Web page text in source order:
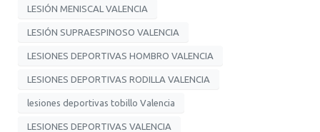
LESIÓN MENISCAL VALENCIA
LESIÓN SUPRAESPINOSO VALENCIA
LESIONES DEPORTIVAS HOMBRO VALENCIA
LESIONES DEPORTIVAS RODILLA VALENCIA
lesiones deportivas tobillo Valencia
LESIONES DEPORTIVAS VALENCIA